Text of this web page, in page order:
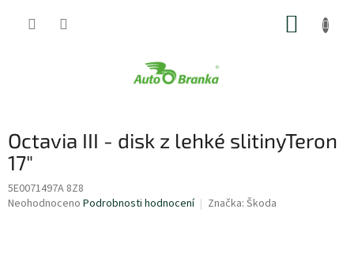
Octavia III - disk z lehké slitinyTeron
17"
5E0071497A 8Z8
Průměrné
Neohodnoceno Podrobnosti hodnocení Značka: Škoda